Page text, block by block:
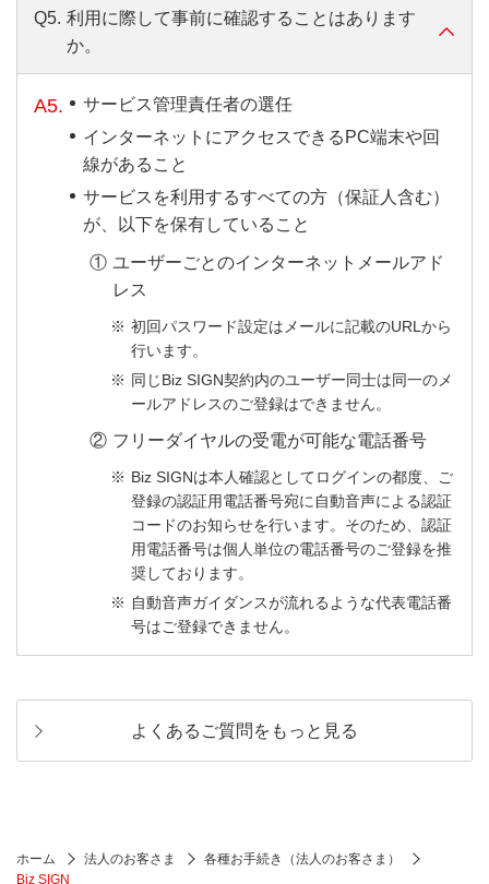
Q5. 利用に際して事前に確認することはあります
か。
A5.
サービス管理責任者の選任
インターネットにアクセスできるPC端末や回
線があること
サービスを利用するすべての方（保証人含む）
が、以下を保有していること
ユーザーごとのインターネットメールアド
レス
初回パスワード設定はメールに記載のURLから
行います。
同じBiz SIGN契約内のユーザー同士は同一のメ
ールアドレスのご登録はできません。
フリーダイヤルの受電が可能な電話番号
Biz SIGNは本人確認としてログインの都度、ご
登録の認証用電話番号宛に自動音声による認証
コードのお知らせを行います。そのため、認証
用電話番号は個人単位の電話番号のご登録を推
奨しております。
自動音声ガイダンスが流れるような代表電話番
号はご登録できません。
よくあるご質問をもっと見る
ホーム 法人のお客さま
各種お手続き（法人のお客さま）
Biz SIGN